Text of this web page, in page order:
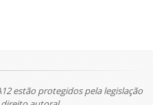
estão protegidos pela legislação